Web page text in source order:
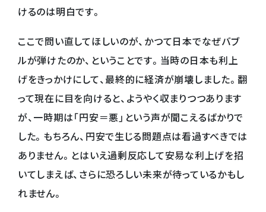
けるのは明白です。
ここで問い直してほしいのが、かつて日本でなぜバブ
ルが弾けたのか、ということです。当時の日本も利上
げをきっかけにして、最終的に経済が崩壊しました。翻
って現在に目を向けると、ようやく収まりつつあります
が、一時期は「円安＝悪」という声が聞こえるばかりで
した。もちろん、円安で生じる問題点は看過すべきでは
ありません。とはいえ過剰反応して安易な利上げを招
いてしまえば、さらに恐ろしい未来が待っているかもし
れません。